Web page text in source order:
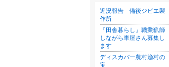
近況報告 備後ジビエ製
作所
『田舎暮らし』職業猟師
しながら車屋さん募集し
ます
ディスカバー農村漁村の
宝